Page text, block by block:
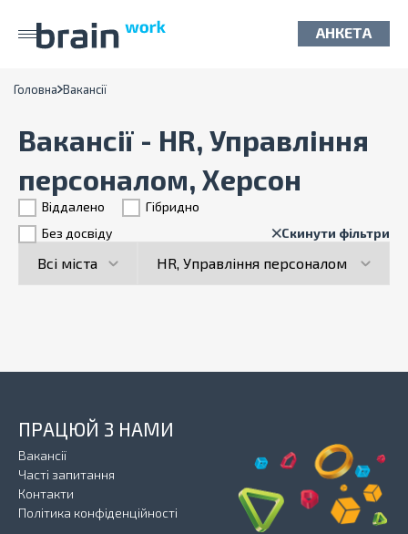
АНКЕТА
Головна Вакансії
Вакансії - HR, Управління
персоналом, Херсон
Віддалено
Гiбридно
Без досвіду
Скинути фільтри
ПРАЦЮЙ З НАМИ
Вакансії
Часті запитання
Контакти
Політика конфіденційності